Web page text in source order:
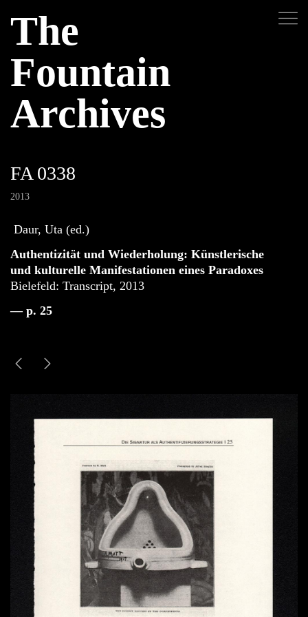
The
Fountain
Archives
FA 0338
2013
Daur, Uta (ed.)
Authentizität und Wiederholung: Künstlerische
und kulturelle Manifestationen eines Paradoxes
Bielefeld: Transcript, 2013
— p. 25